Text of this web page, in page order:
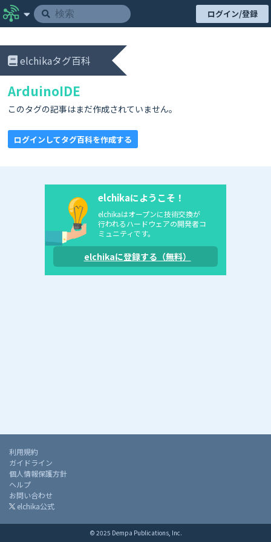
ログイン/登録
elchikaタグ百科
ArduinoIDE
このタグの記事はまだ作成されていません。
ログインしてタグ百科を作成する
elchikaにようこそ！
elchikaはオープンに技術交換が
行われるハードウェアの開発者コ
ミュニティです。
elchikaに登録する（無料）
利用規約
ガイドライン
個人情報保護方針
ヘルプ
お問い合わせ
elchika公式
© 2025 Dempa Publications, Inc.